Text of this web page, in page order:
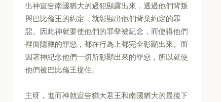
出神宣告南國猶大的過犯顯露出來，透過他們背叛
與巴比倫王的約定，就彰顯出他們背棄約定的罪
惡。因此神就要使他們的罪孽被紀念，而使得他們
裡面隱藏的罪惡，都在行為上都完全彰顯出來。而
因著神紀念他們一切所彰顯出來的罪惡，所以就使
他們被巴比倫王捉住。
主呀，進而神就宣告猶大君王和南國猶大的最後下